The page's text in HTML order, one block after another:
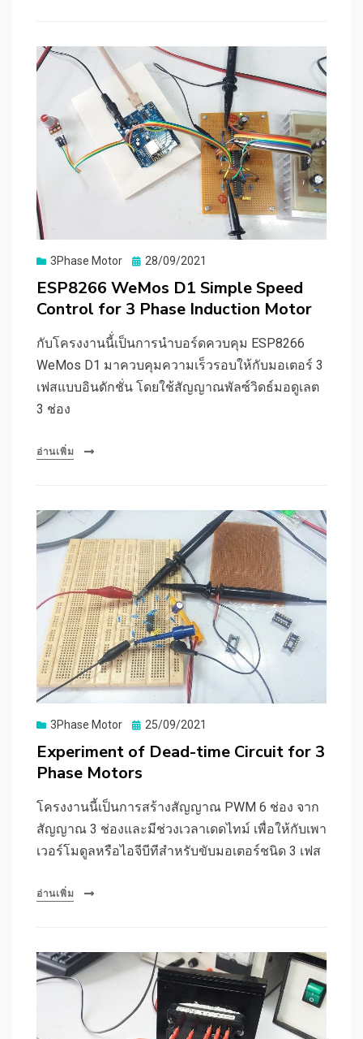
3Phase Motor
Posted
28/09/2021
ESP8266 WeMos D1 Simple Speed
Control for 3 Phase Induction Motor
กับโครงงานนี้่เป็นการนำบอร์ดควบคุม ESP8266
WeMos D1 มาควบคุมความเร็วรอบให้กับมอเตอร์ 3
เฟสแบบอินดักชั่น โดยใช้สัญญาณพัลซ์วิดธ์มอดูเลต
3 ช่อง
อ่านเพิ่ม
3Phase Motor
Posted
25/09/2021
Experiment of Dead-time Circuit for 3
Phase Motors
โครงงานนี้เป็นการสร้างสัญญาณ PWM 6 ช่อง จาก
สัญญาณ 3 ช่องและมีช่วงเวลาเดดไทม์ เพื่อให้กับเพา
เวอร์โมดูลหรือไอจีบีทีสำหรับขับมอเตอร์ชนิด 3 เฟส
อ่านเพิ่ม